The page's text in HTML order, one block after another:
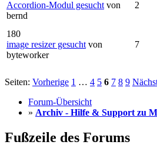
Accordion-Modul gesucht von
bernd
2
180
image resizer gesucht von
byteworker
7
Seiten: Vorherige 1 … 4 5 6 7 8 9
Forum-Übersicht
» Archiv - Hilfe & Support zu
Fußzeile des Forums